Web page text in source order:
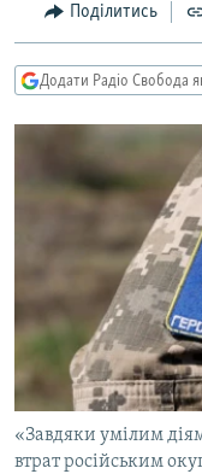
пошукуКУЛЬТУРА
СПОРТ
КРИМ.РЕАЛІЇ
ТИ ЯК?
МУЛЬТИМЕДІА
СПЕЦПРОЄКТИ
ПОДКАСТИ
КРИМ РЕАЛІЇ
РУС
УКР
Поділитись
Додати Радіо Свобода
«Завдяки умілим
втрат російським